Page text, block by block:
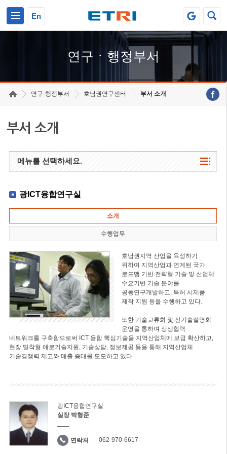
En
연구ㆍ행정부서
연구·행정부서 호남권연구센터 부서 소개
부서 소개
메뉴를 선택하세요.
광ICT융합연구실
소개
수행업무
호남권지역 산업을 육성하기
위하여 지역산업과 연계된 국가
로드맵 기반 전략형 기술 및 산업체
수요기반 기술 분야를
공동연구개발하고, 특허 시제품
제작 지원 등을 수행하고 있다.
또한 기술교류회 및 신기술설명회
운영을 통하여 상생협력
네트워크를 구축함으로써 ICT 융합 핵심기술을 지역산업체에 보급 확산하고,
현장 밀착형 애로기술지원, 기술상담, 정보제공 등을 통해 지역산업체
기술경쟁력 제고와 매출 증대를 도모하고 있다.
광ICT융합연구실
실장 박형준
연락처 062-970-6617